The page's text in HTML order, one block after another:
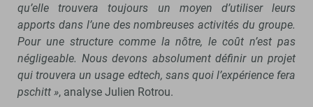
qu’elle trouvera toujours un moyen d’utiliser leurs
apports dans l’une des nombreuses activités du groupe.
Pour une structure comme la nôtre, le coût n’est pas
négligeable. Nous devons absolument définir un projet
qui trouvera un usage edtech, sans quoi l’expérience fera
pschitt », analyse Julien Rotrou.